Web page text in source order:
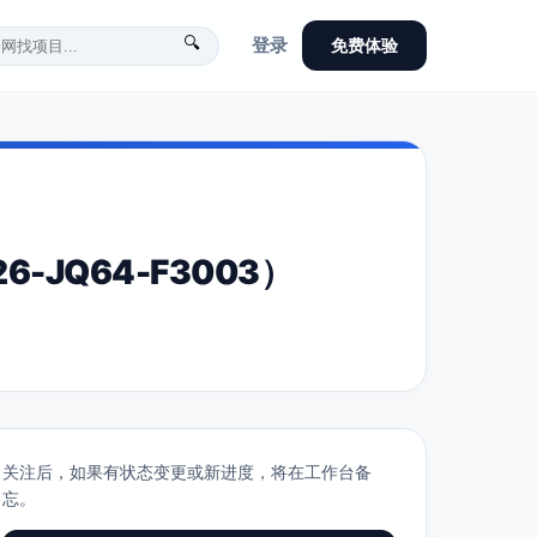
🔍 登录 免费体验
JQ64-F3003）
关注后，如果有状态变更或新进度，将在工作台备
忘。